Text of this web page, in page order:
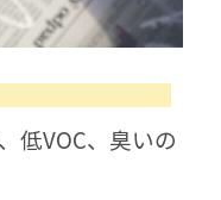
低VOC、臭いの